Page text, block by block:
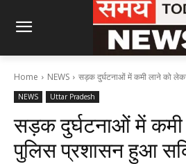
Home NEWS सड़क दुर्घटनाओं में कमी लाने को
NEWS Uttar Pradesh
सड़क दुर्घटनाओं में
पुलिस प्रशासन हुआ